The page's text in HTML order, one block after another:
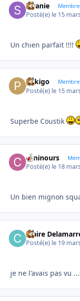
swanie
Posté(e) le 15
Un chien parfait !!!!
pekigo
Posté(e) le 15
Superbe Coustik
caninours
Posté(e) le 18
Un bien mignon
Claire
Posté(e) le 19
je ne l'avais pas vu